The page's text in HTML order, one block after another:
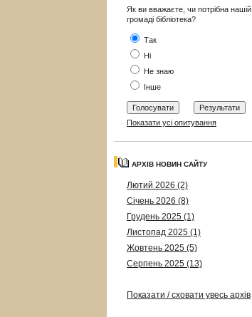
Як ви вважаєте, чи потрібна нашій
громаді бібліотека?
Так
Ні
Не знаю
Інше
Показати усі опитування
АРХІВ НОВИН САЙТУ
Лютий 2026 (2)
Січень 2026 (8)
Грудень 2025 (1)
Листопад 2025 (1)
Жовтень 2025 (5)
Серпень 2025 (13)
Показати / сховати увесь архів